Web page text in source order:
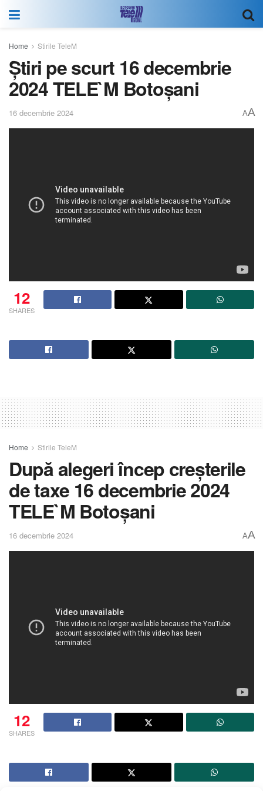
Home Stirile TeleM
Știri pe scurt 16 decembrie
2024 TELE`M Botoșani
16 decembrie 2024 AA
12
SHARES
Home Stirile TeleM
După alegeri încep creșterile
de taxe 16 decembrie 2024
TELE`M Botoșani
16 decembrie 2024 AA
12
SHARES